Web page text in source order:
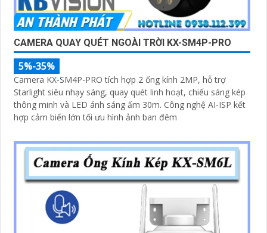
CAMERA QUAY QUÉT NGOÀI TRỜI KX-SM4P-PRO
5%-35%
Camera KX-SM4P-PRO tích hợp 2 ống kính 2MP, hỗ trợ
Starlight siêu nhạy sáng, quay quét linh hoạt, chiếu sáng kép
thông minh và LED ánh sáng ấm 30m. Công nghệ AI-ISP kết
hợp cảm biến lớn tối ưu hình ảnh ban đêm